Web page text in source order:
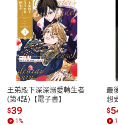
性
參
客服資訊
服務時間：週一到週五
13:00-17:00 (國定假日
客服電話：0080-
王弟殿下深深溺愛轉生者
(第4話)【電子書】
$39
1%
最
想
$
1